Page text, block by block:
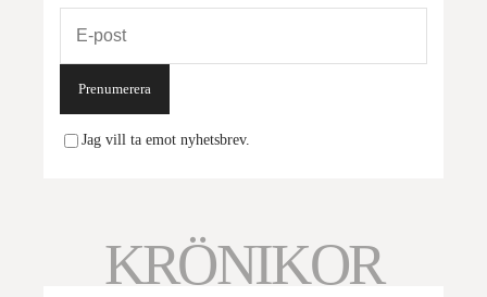
Prenumerera
Jag vill ta emot nyhetsbrev.
KRÖNIKOR